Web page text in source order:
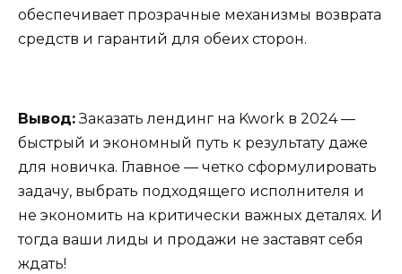
обеспечивает прозрачные механизмы возврата
средств и гарантий для обеих сторон.
Вывод:Заказать лендинг на Kwork в 2024 —
быстрый и экономный путь к результату даже
для новичка. Главное — четко сформулировать
задачу, выбрать подходящего исполнителя и
не экономить на критически важных деталях. И
тогда ваши лиды и продажи не заставят себя
ждать!